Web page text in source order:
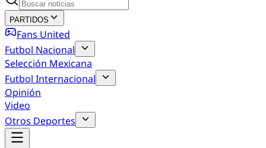
PARTIDOS
Fans United
Futbol Nacional
Selección Mexicana
Futbol Internacional
Opinión
Video
Otros Deportes